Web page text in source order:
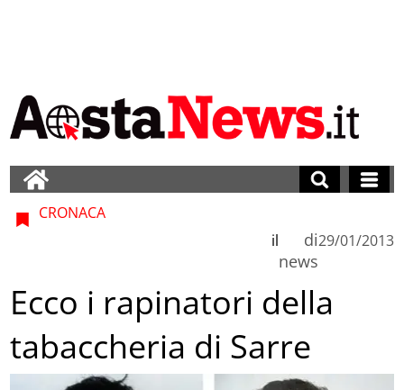
CRONACA
di
news
il 29/01/2013
Ecco i rapinatori della
tabaccheria di Sarre